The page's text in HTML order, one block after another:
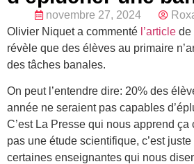
novembre 27, 2024
Olivier Niquet a commenté l’article de
révèle que des élèves au primaire
des tâches banales.
On peut l’entendre dire: 20% des
année ne seraient pas capables
C’est La Presse qui nous apprend ça
pas une étude scientifique, c’est
certaines enseignantes qui nous